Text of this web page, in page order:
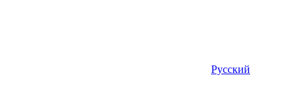
Русский